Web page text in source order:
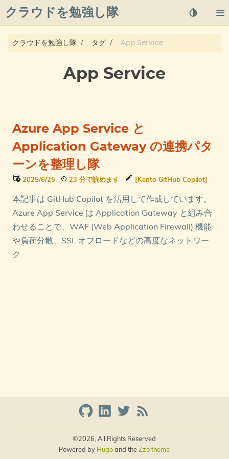
クラウドを勉強し隊
About
azure overview
タグ
クラウドを勉強し隊 タグ App Service
App Service
Azure App Service と
Application Gateway の連携パタ
ーンを整理し隊
2025/6/25 · 23 分で読めます · [Kento GitHub Copilot]
本記事は GitHub Copilot を活用して作成しています。
Azure App Service は Application Gateway と組み合
わせることで、WAF (Web Application Firewall) 機能
や負荷分散、SSL オフロードなどの高度なネットワー
ク
©2026, All Rights Reserved
Powered by Hugoand theZzo theme